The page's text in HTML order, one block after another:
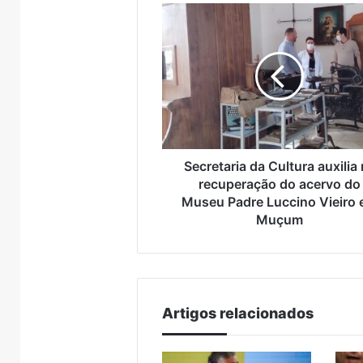
Secretaria
Cultura
auxilia
na
recuperação
do
acervo
do
Museu
Luccino
Secretaria da Cultura auxilia
recuperação do acervo do
Museu Padre Luccino Vieiro
Muçum
Artigos relacionados
endurece
online
contra
para